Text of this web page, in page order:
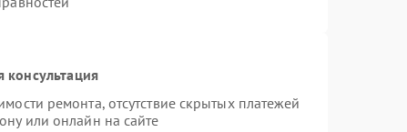
консультация
ремонта, отсутствие скрытых платежей
или онлайн на сайте